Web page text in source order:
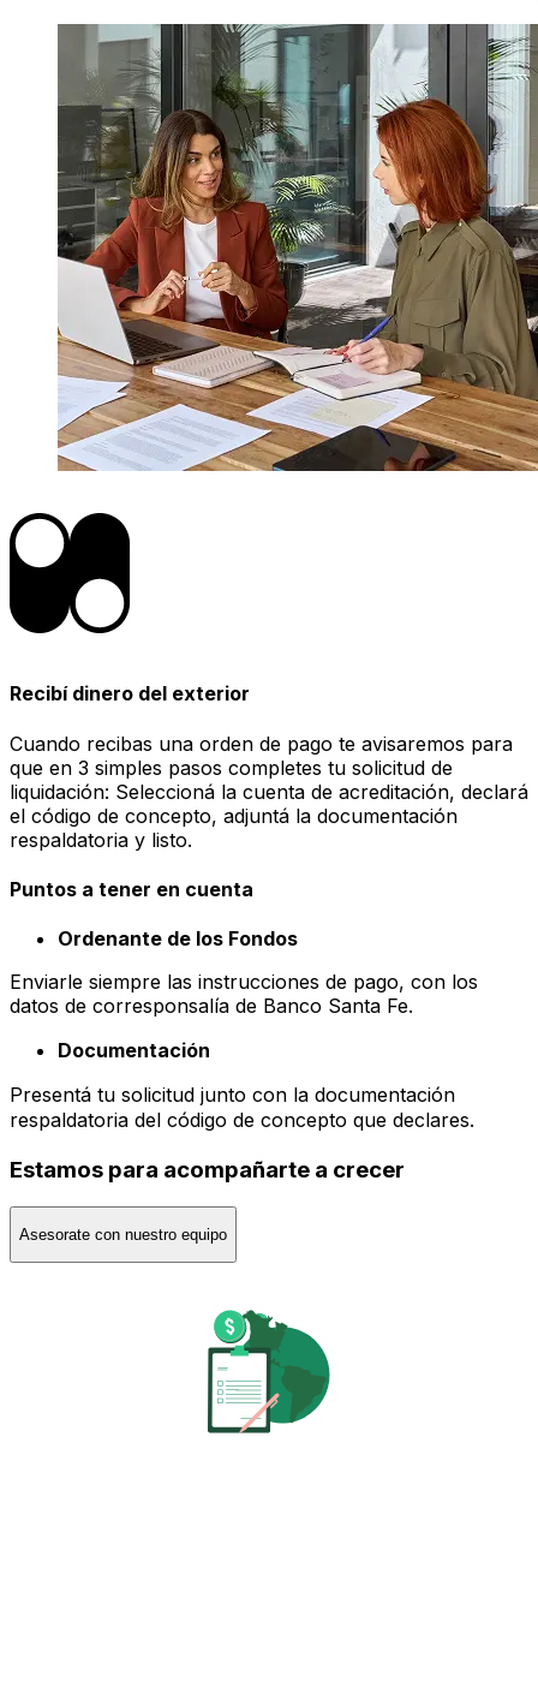
Recibí dinero del exterior
Cuando recibas una orden de pago te avisaremos para
que en 3 simples pasos completes tu solicitud de
liquidación: Seleccioná la cuenta de acreditación, declará
el código de concepto, adjuntá la documentación
respaldatoria y listo.
Puntos a tener en cuenta
Ordenante de los Fondos
Enviarle siempre las instrucciones de pago, con los
datos de corresponsalía de Banco Santa Fe.
Documentación
Presentá tu solicitud junto con la documentación
respaldatoria del código de concepto que declares.
Estamos para acompañarte a crecer
Asesorate con nuestro equipo